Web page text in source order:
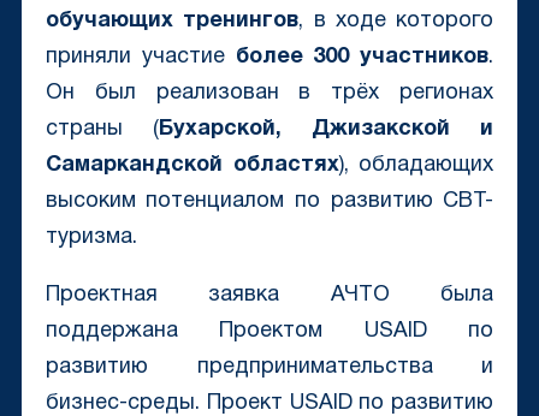
обучающих тренингов, в ходе которого
приняли участие более 300 участников.
Он был реализован в трёх регионах
страны (Бухарской, Джизакской и
Самаркандской областях), обладающих
высоким потенциалом по развитию CBT-
туризма.
Проектная заявка АЧТО была
поддержана Проектом USAID по
развитию предпринимательства и
бизнес-среды. Проект USAID по развитию